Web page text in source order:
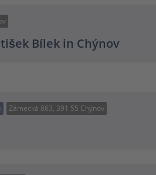
Bílek in Chýnov
Zámecká 863, 391 55 Chýnov